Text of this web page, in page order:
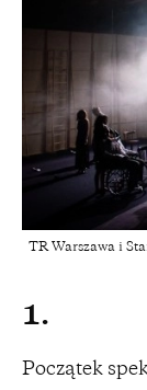
TR Warszawa i
1.
Początek